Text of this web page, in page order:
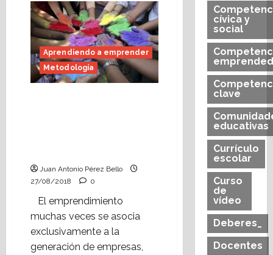
Aprendiendo
a
emprender:
Contribuir
al
desarrollo
del
sentido
de
la
Aprendiendo a emprender
Metodología
Juan Antonio Pérez Bello
27/08/2018
0
El emprendimiento
muchas veces se asocia
exclusivamente a la
generación de empresas,
cívica y
social
clave
educativas
Currículo
escolar
Curso
de
vídeo
Deberes_
Docentes